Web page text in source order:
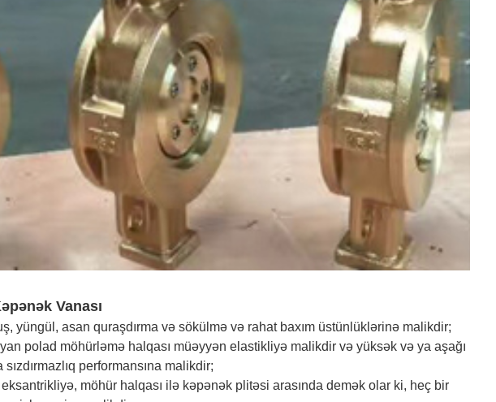
Vanası
yüngül, asan quraşdırma və sökülmə və rahat baxım üstünlüklərinə malikdir;
polad möhürləmə halqası müəyyən elastikliyə malikdir və yüksək və ya aşağı
performansına malikdir;
möhür halqası ilə kəpənək plitəsi arasında demək olar ki, heç bir